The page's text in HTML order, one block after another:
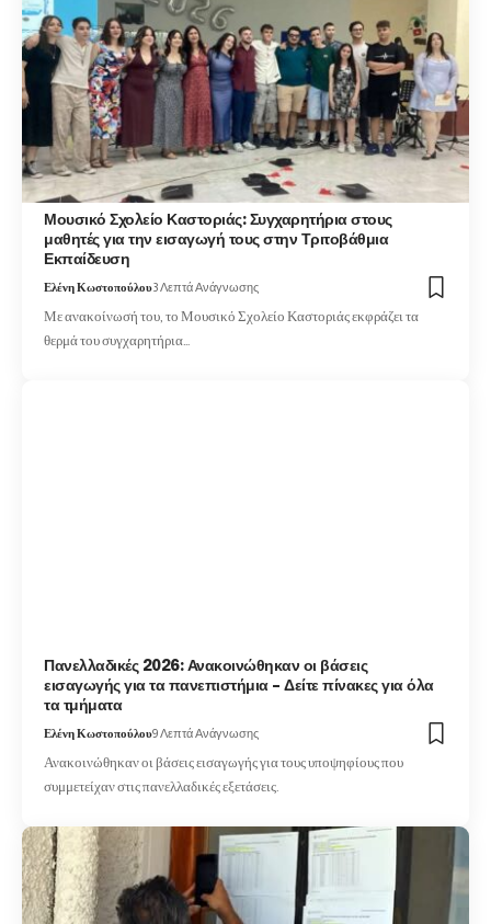
Μουσικό Σχολείο Καστοριάς: Συγχαρητήρια στους
μαθητές για την εισαγωγή τους στην Τριτοβάθμια
Εκπαίδευση
Ελένη Κωστοπούλου3 Λεπτά Ανάγνωσης
Με ανακοίνωσή του, το Μουσικό Σχολείο Καστοριάς εκφράζει τα
θερμά του συγχαρητήρια…
Πανελλαδικές 2026: Ανακοινώθηκαν οι βάσεις
εισαγωγής για τα πανεπιστήμια – Δείτε πίνακες για όλα
τα τμήματα
Ελένη Κωστοπούλου9 Λεπτά Ανάγνωσης
Ανακοινώθηκαν οι βάσεις εισαγωγής για τους υποψηφίους που
συμμετείχαν στις πανελλαδικές εξετάσεις.